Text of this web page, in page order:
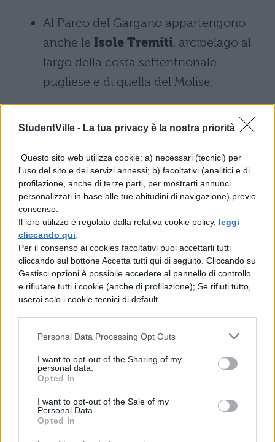
StudentVille - La tua privacy è la nostra priorità
Questo sito web utilizza cookie: a) necessari (tecnici) per
l'uso del sito e dei servizi annessi; b) facoltativi (analitici e di
profilazione, anche di terze parti, per mostrarti annunci
personalizzati in base alle tue abitudini di navigazione) previo
consenso.
Il loro utilizzo è regolato dalla relativa cookie policy, leggi
cliccando qui
Per il consenso ai cookies facoltativi puoi accettarli tutti
cliccando sul bottone Accetta tutti qui di seguito. Cliccando su
Gestisci opzioni è possibile accedere al pannello di controllo
e rifiutare tutti i cookie (anche di profilazione); Se rifiuti tutto,
userai solo i cookie tecnici di default.
Personal Data Processing Opt Outs
I want to opt-out of the Sharing of my
personal data.
Opted In
I want to opt-out of the Sale of my
Personal Data.
Opted In
Al Parco del Gargano appartengono
anche le Isole Tremiti, arcipelago al
largo della costa settentrionale
pugliese e di quella del Molise;
suggestive della Puglia;
Le spettacolariGrotte di Castellana;
Gallipoli;
La meravigliosa costa ionica del
Salento , sopra e sotto Gallipoli.
Puglia tra i luoghi da vedere
assolutamente: quando
Non esiste un periodo perfetto per andare a
visitare la Puglia, in qualsiasi periodo o
giorno dell’anno accoglie sempre
un’enorme quantità di turisti e poi è sempre
bella. E’ bella in autunno con i primi alberi